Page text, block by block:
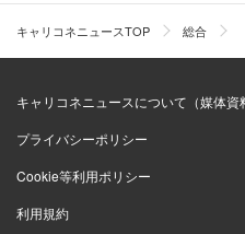
キャリコネニュースTOP 総合
キャリコネニュースについて（媒体資
プライバシーポリシー
Cookie等利用ポリシー
利用規約